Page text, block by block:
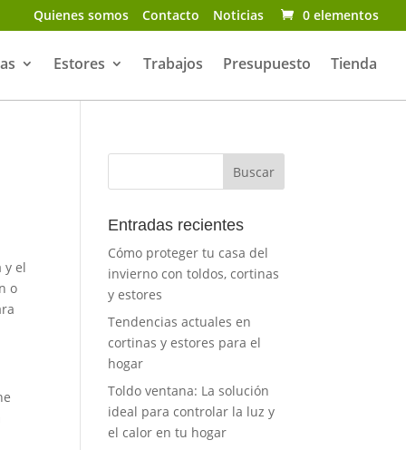
Quienes somos Contacto Noticias 0 elementos
Estores Trabajos Presupuesto Tienda
y el
o
Entradas recientes
Cómo proteger tu casa del
invierno con toldos, cortinas
y estores
Tendencias actuales en
cortinas y estores para el
hogar
Toldo ventana: La solución
ideal para controlar la luz y
el calor en tu hogar